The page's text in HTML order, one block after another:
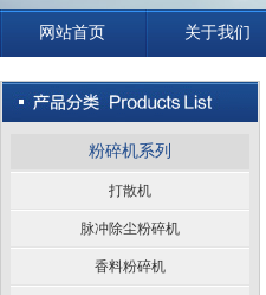
网站首页 关于我们
粉碎机系列
打散机
脉冲除尘粉碎机
香料粉碎机